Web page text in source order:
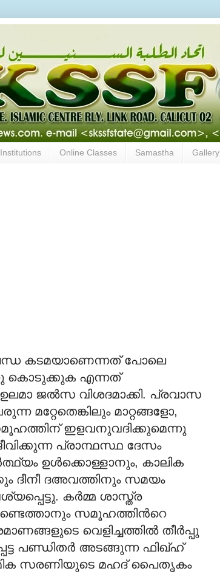
Institutions Online Classes Samastha Gallery
കടമയാണെന്നത് പോലെ
കൊടുക്കുക എന്നത്
ജല്‍സ വിശദമാക്കി. പ്രവാസ
മറ്റേതെങ്കിലും മാറ്റങ്ങളോ,
ഇളവനുവദിക്കുമെന്നു
പ്രാന്ഥസ്ഥ ദേസം
ഉള്‍ക്കൊള്ളാനും, കാലിക
ദീനീ ദഅവത്തിനും സമയം
കര്‍മ്മ ശാസ്ത്ര
സമൂഹത്തിന്‍റെ
വെളിച്ചത്തില്‍ തീര്‍പ്പു
പണ്ഡിതര്‍ അടങ്ങുന്ന ഫിഖ്ഹ്
സരണിയുടെ മഹദ് പൈതൃകം